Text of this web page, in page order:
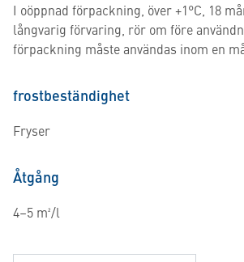
I oöppnad förpackning, över +1°C, 18
långvarig förvaring, rör om före
förpackning måste användas inom en
frostbeständighet
Fryser
Åtgång
4–5 m²/l